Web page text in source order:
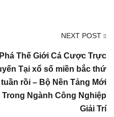
NEXT POST
Thế Giới Cá Cược Trực
Tại xổ số miền bắc thứ
tuần rồi – Bộ Nền Tảng Mới
Trong Ngành Công Nghiệp
Giải Trí